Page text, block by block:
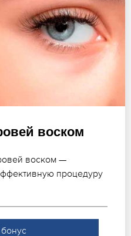
воском
воском —
процедуру